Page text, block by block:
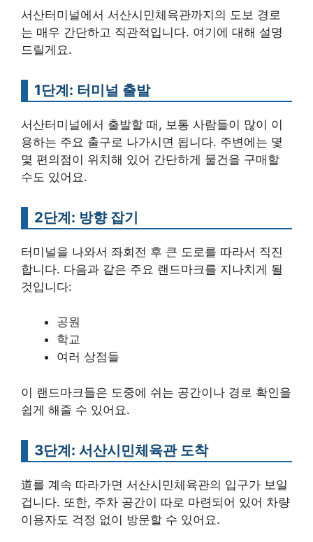
서산터미널에서 서산시민체육관까지의 도보 경로
는 매우 간단하고 직관적입니다. 여기에 대해 설명
드릴게요.
1단계: 터미널 출발
서산터미널에서 출발할 때, 보통 사람들이 많이 이
용하는 주요 출구로 나가시면 됩니다. 주변에는 몇
몇 편의점이 위치해 있어 간단하게 물건을 구매할
수도 있어요.
2단계: 방향 잡기
터미널을 나와서 좌회전 후 큰 도로를 따라서 직진
합니다. 다음과 같은 주요 랜드마크를 지나치게 될
것입니다:
공원
학교
여러 상점들
이 랜드마크들은 도중에 쉬는 공간이나 경로 확인을
쉽게 해줄 수 있어요.
3단계: 서산시민체육관 도착
道를 계속 따라가면 서산시민체육관의 입구가 보일
겁니다. 또한, 주차 공간이 따로 마련되어 있어 차량
이용자도 걱정 없이 방문할 수 있어요.